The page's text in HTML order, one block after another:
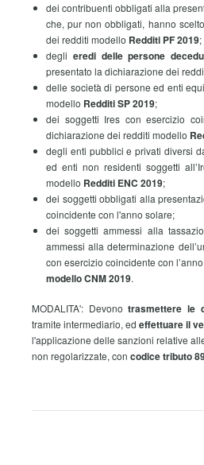
dei contribuenti obbligati alla
che, pur non obbligati, hanno
dei redditi modello Redditi PF 2019;
degli eredi delle persone
presentato la dichiarazione dei
delle società di persone ed enti
modello Redditi SP 2019;
dei soggetti Ires con esercizio
dichiarazione dei redditi modello
degli enti pubblici e privati diversi
ed enti non residenti soggetti
modello Redditi ENC 2019;
dei soggetti obbligati alla
coincidente con l'anno solare;
dei soggetti ammessi alla
ammessi alla determinazione
con esercizio coincidente con
modello CNM 2019.
MODALITA': Devono trasmettere le
tramite intermediario, ed effettuare il
l'applicazione delle sanzioni relative
non regolarizzate, con codice tributo